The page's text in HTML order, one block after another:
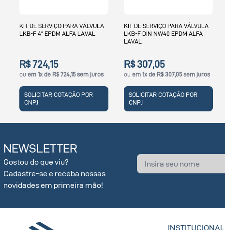
KIT DE SERVIÇO PARA VÁLVULA
LKB-F DIN NW40 EPDM ALFA
R$ 307,05
ou em 1x de R$ 307,05 sem juros
SOLICITAR COTAÇÃO POR
CNPJ
KIT DE SERVIÇO PARA VÁLVULA
LKB-F DIN NW80 EPDM ALFA
LAVAL
R$ 459,93
ou em 1x de R$ 459,93 sem juros
SOLICITAR COTAÇÃO POR
CNPJ
NEWSLETTER
Gostou do que viu?
Cadastre-se e receba nossas
novidades em primeira mão!
INSTITUCIONAL